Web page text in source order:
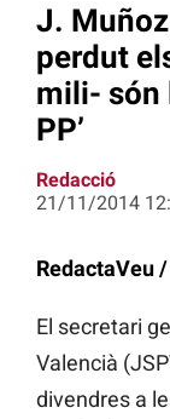
J.
perdut
mili- són
PP’
Redacció
21/11/2014
RedactaVeu
El secretari
Valencià
divendres a